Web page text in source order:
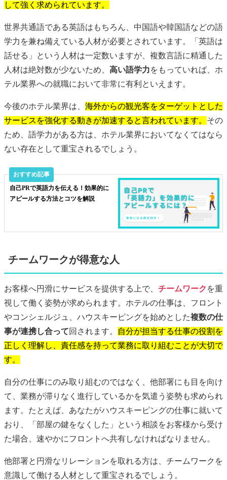
して強く求められています。
世界共通語である英語はもちろん、中国語や韓国語などの語
学力を兼ね備えている人材が必要とされています。「英語は
話せる」という人材は一定数いますが、複数言語に精通した
人材は絶対数が少ないため、 高い語学力をもっていれば、ホ
テル業界への就職において非常に有利といえます。
今後のホテル業界は、 海外からの観光客をターゲットとした
サービスを強化する動きが加速すると言われています。 その
ため、語学力がある方は、ホテル業界においてなくてはなら
ない存在として重宝されるでしょう。
自己PRで英語力を伝える！効果的に
アピールする方法とコツを解説
チームワークが得意な人
お客様へ円滑にサービスを提供する上で、 チームワーク を重
視して働く姿勢が求められます。ホテルの仕事は、フロント
やコンシェルジュ、ハウスキーピングを始めとした複数の仕
事が連携し合って回されます。
自分が担当する仕事の役割を
正しく理解し、責任感を持って業務に取り組むことが大切で
す。
自分の仕事にのみ取り組むのではなく、他部署にも目を向け
て、業務が滞りなく進行しているかを気遣う姿勢も求められ
ます。たとえば、あなたがハウスキーピングの仕事に就いて
おり、「部屋の鍵をなくした」という相談をお客様から受け
た場合、速やかにフロントへ共有しなければなりません。
他部署と円滑なリレーションを取れる方は、チームワークを
意識して働ける人材として重宝されるでしょう。